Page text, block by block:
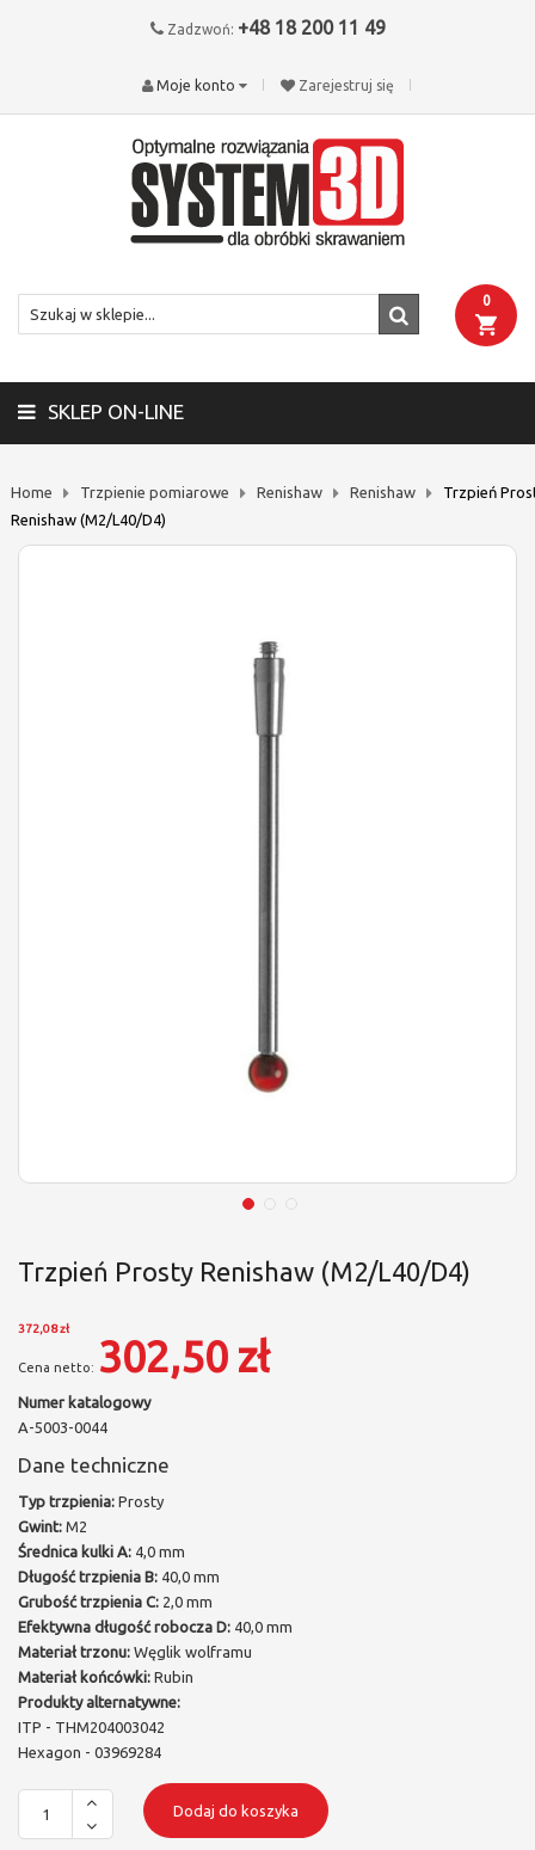
Zadzwoń: +48 18 200 11 49
Zarejestruj się
Moje konto
0
SKLEP ON-LINE
Home Trzpienie pomiarowe Renishaw Renishaw
Trzpień
Renishaw (M2/L40/D4)
Trzpień Prosty Renishaw (M2/L40/D4)
372,08 zł
302,50 zł
Numer katalogowy
A-5003-0044
Dane techniczne
Typ trzpienia: Prosty
Gwint: M2
Średnica kulki A: 4,0 mm
Długość trzpienia B: 40,0 mm
Grubość trzpienia C: 2,0 mm
Efektywna długość robocza D: 40,0 mm
Materiał trzonu: Węglik wolframu
Materiał końcówki: Rubin
Produkty alternatywne:
ITP - THM204003042
Hexagon - 03969284
Dodaj do koszyka